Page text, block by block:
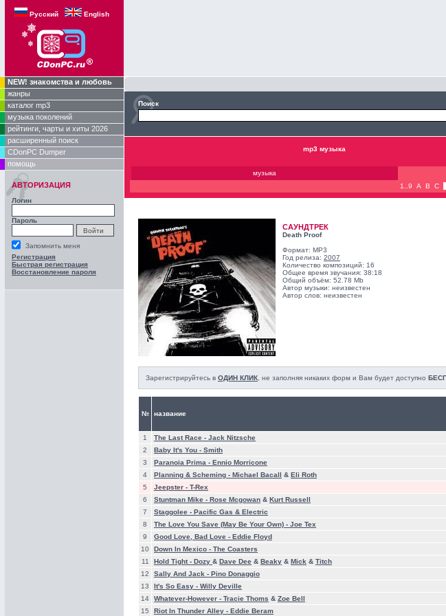
Русский English
NEW! знакомства и любовь
жанры
каталог mp3
музыка поколений
рейтинги, чарты и хиты 2026
расширенный поиск
CDonPC Dumper
помощь
АВТОРИЗАЦИЯ
Логин
Пароль
Запомнить меня
Регистрация
Быстрая регистрация
Восстановление пароля
Поиск
mp3 музыка
музыка
1..9
A B C
САУНДТРЕК
Death Proof
Формат: MP3
Год релиза: 2007
Количество композиций: 16
Общее время звучания: 38:18
Общий объём: 52.78 Mb
Автор музыки: неизвестен
Автор слов: неизвестен
Зарегистрируйтесь в ОДИН КЛИК , не заполняя никаких форм и Вам будет доступно
№ название
1
The Last Race - Jack Nitzsche
2
Baby It's You - Smith
3
Paranoia Prima - Ennio Morricone
4
Planning & Scheming - Michael Bacall & Eli Roth
5
Jeepster - T-Rex
6
Stuntman Mike - Rose Mcgowan & Kurt Russell
7
Staggolee - Pacific Gas & Electric
8
The Love You Save (May Be Your Own) - Joe Tex
9
Good Love, Bad Love - Eddie Floyd
10
Down In Mexico - The Coasters
11
Hold Tight - Dozy & Dave Dee & Beaky & Mick & Titch
12
Sally And Jack - Pino Donaggio
13
It's So Easy - Willy Deville
14
Whatever-However - Tracie Thoms & Zoe Bell
15
Riot In Thunder Alley - Eddie Beram